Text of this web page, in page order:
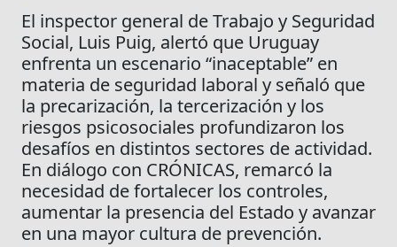
El inspector general de Trabajo y Seguridad
Social, Luis Puig, alertó que Uruguay
enfrenta un escenario “inaceptable” en
materia de seguridad laboral y señaló que
la precarización, la tercerización y los
riesgos psicosociales profundizaron los
desafíos en distintos sectores de actividad.
En diálogo con CRÓNICAS, remarcó la
necesidad de fortalecer los controles,
aumentar la presencia del Estado y avanzar
en una mayor cultura de prevención.